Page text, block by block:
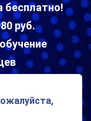
руб.